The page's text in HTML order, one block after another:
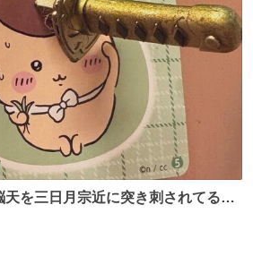
を三日月宗近に突き刺されてるく